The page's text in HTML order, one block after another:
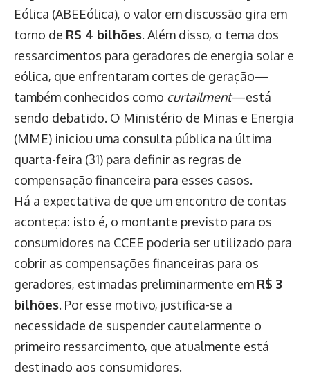
Eólica (ABEEólica), o valor em discussão gira em
torno de R$ 4 bilhões. Além disso, o tema dos
ressarcimentos para geradores de energia solar e
eólica, que enfrentaram cortes de geração—
também conhecidos como curtailment—está
sendo debatido. O Ministério de Minas e Energia
(MME) iniciou uma consulta pública na última
quarta-feira (31) para definir as regras de
compensação financeira para esses casos.
Há a expectativa de que um encontro de contas
aconteça: isto é, o montante previsto para os
consumidores na CCEE poderia ser utilizado para
cobrir as compensações financeiras para os
geradores, estimadas preliminarmente em R$ 3
bilhões. Por esse motivo, justifica-se a
necessidade de suspender cautelarmente o
primeiro ressarcimento, que atualmente está
destinado aos consumidores.